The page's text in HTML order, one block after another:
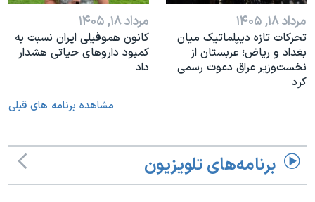
مرداد ۱۸, ۱۴۰۵
تحرکات تازه دیپلماتیک میان
بغداد و ریاض؛ عربستان از
نخست‌وزیر عراق دعوت رسمی
کرد
مرداد ۱۸, ۱۴۰۵
کانون هموفیلی ایران نسبت به
کمبود داروهای حیاتی هشدار
داد
مشاهده برنامه های قبلی
برنامه‌های تلویزیون